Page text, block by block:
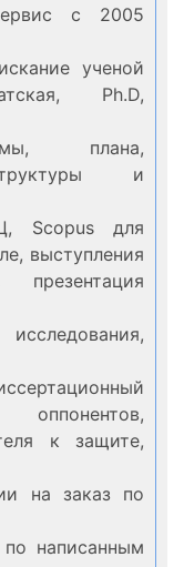
с 2005
ученой
Ph.D,
плана,
и
Scopus для
выступления
презентация
к защите,
на заказ по
написанным